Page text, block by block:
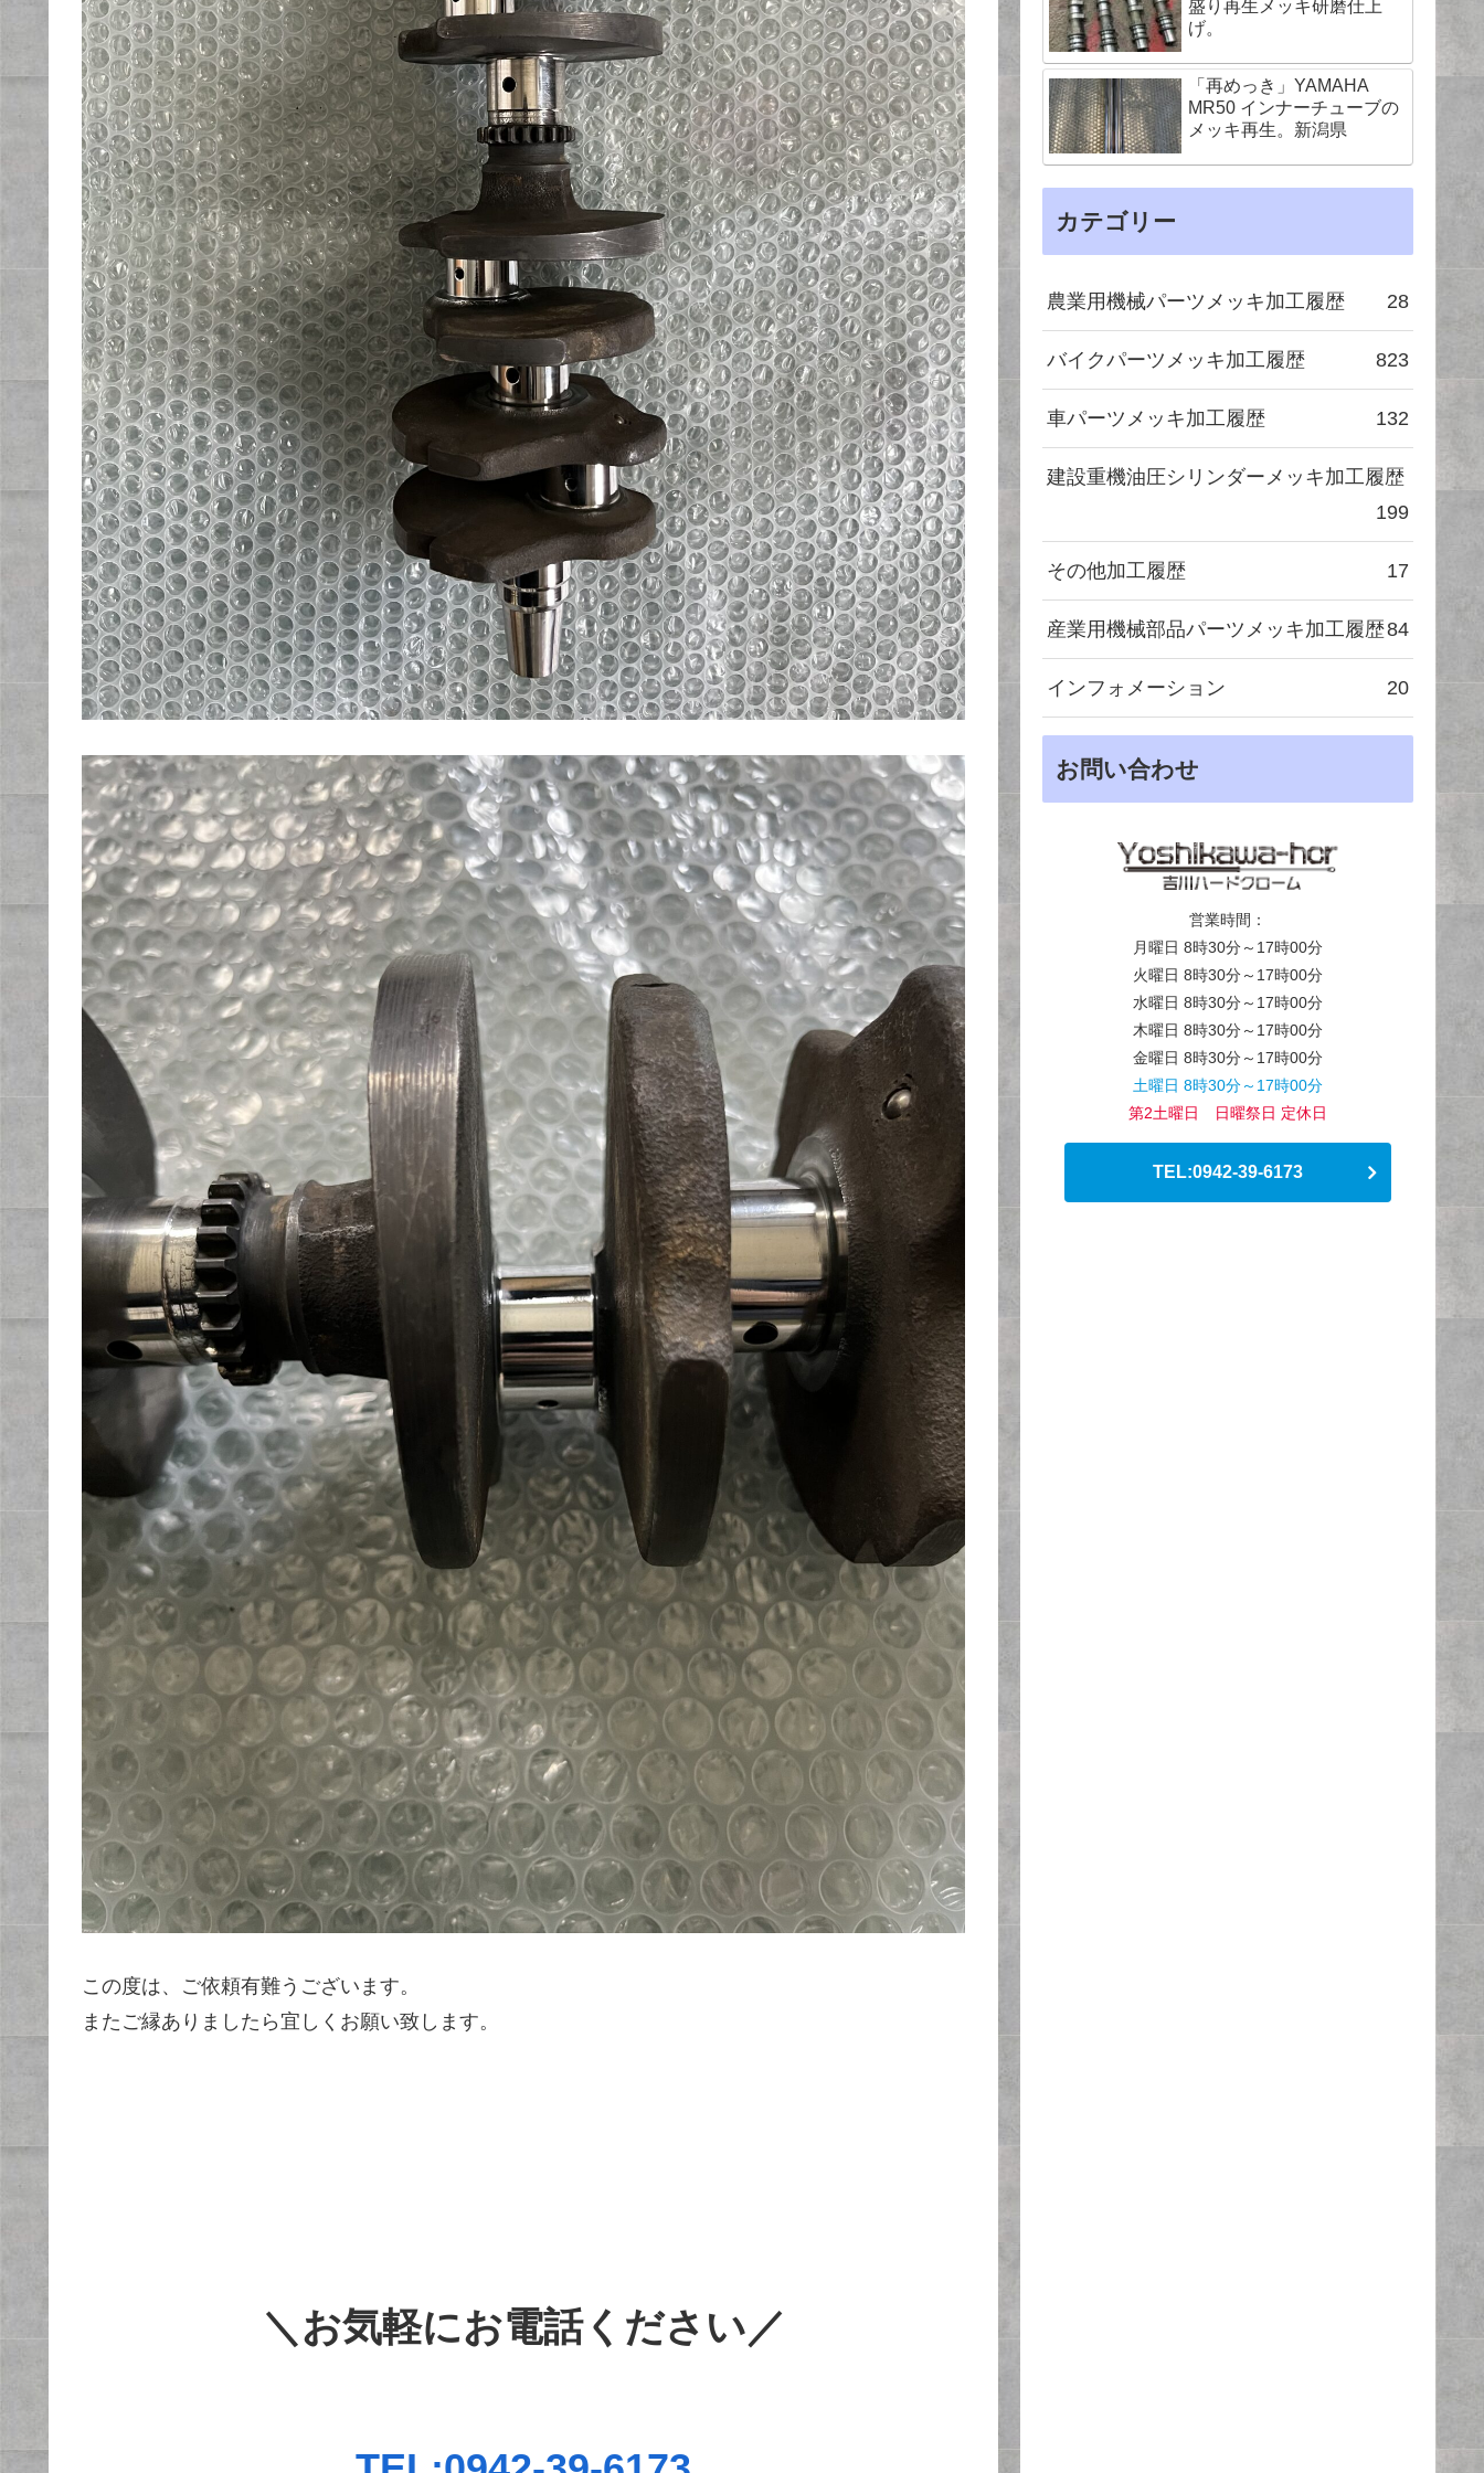
この度は、ご依頼有難うございます。
またご縁ありましたら宜しくお願い致します。
＼お気軽にお電話ください／
盛り再生メッキ研磨仕上
げ。
「再めっき」YAMAHA
MR50 インナーチューブの
メッキ再生。新潟県
カテゴリー
農業用機械パーツメッキ加工履歴 28
バイクパーツメッキ加工履歴 823
車パーツメッキ加工履歴 132
建設重機油圧シリンダーメッキ加工履歴
199
その他加工履歴 17
産業用機械部品パーツメッキ加工履歴84
インフォメーション 20
お問い合わせ
営業時間：
月曜日 8時30分～17時00分
火曜日 8時30分～17時00分
水曜日 8時30分～17時00分
木曜日 8時30分～17時00分
金曜日 8時30分～17時00分
土曜日 8時30分～17時00分
第2土曜日 日曜祭日 定休日
TEL:0942-39-6173